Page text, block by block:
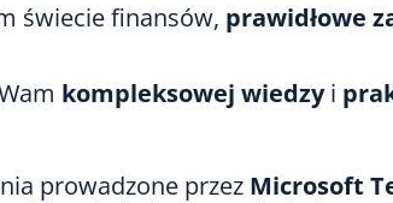
świecie finansów, prawidłowe
kompleksowej wiedzyi
prowadzone przez Microsoft